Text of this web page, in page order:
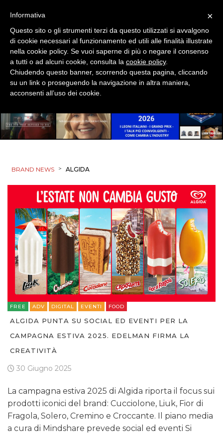
BRAND NEWS > ALGIDA
FREE ADV DIGITAL EVENTI FOOD
ALGIDA PUNTA SU SOCIAL ED EVENTI PER LA
CAMPAGNA ESTIVA 2025. EDELMAN FIRMA LA
CREATIVITÀ
30 Giugno 2025
La campagna estiva 2025 di Algida riporta il focus sui
prodotti iconici del brand: Cucciolone, Liuk, Fior di
Fragola, Solero, Cremino e Croccante. Il piano media
a cura di Mindshare prevede social ed eventi Si
×
Informativa
Questo sito o gli strumenti terzi da questo utilizzati si avvalgono
di cookie necessari al funzionamento ed utili alle finalità illustrate
nella cookie policy. Se vuoi saperne di più o negare il consenso
a tutti o ad alcuni cookie, consulta la cookie policy.
Chiudendo questo banner, scorrendo questa pagina, cliccando
su un link o proseguendo la navigazione in altra maniera,
acconsenti all’uso dei cookie.